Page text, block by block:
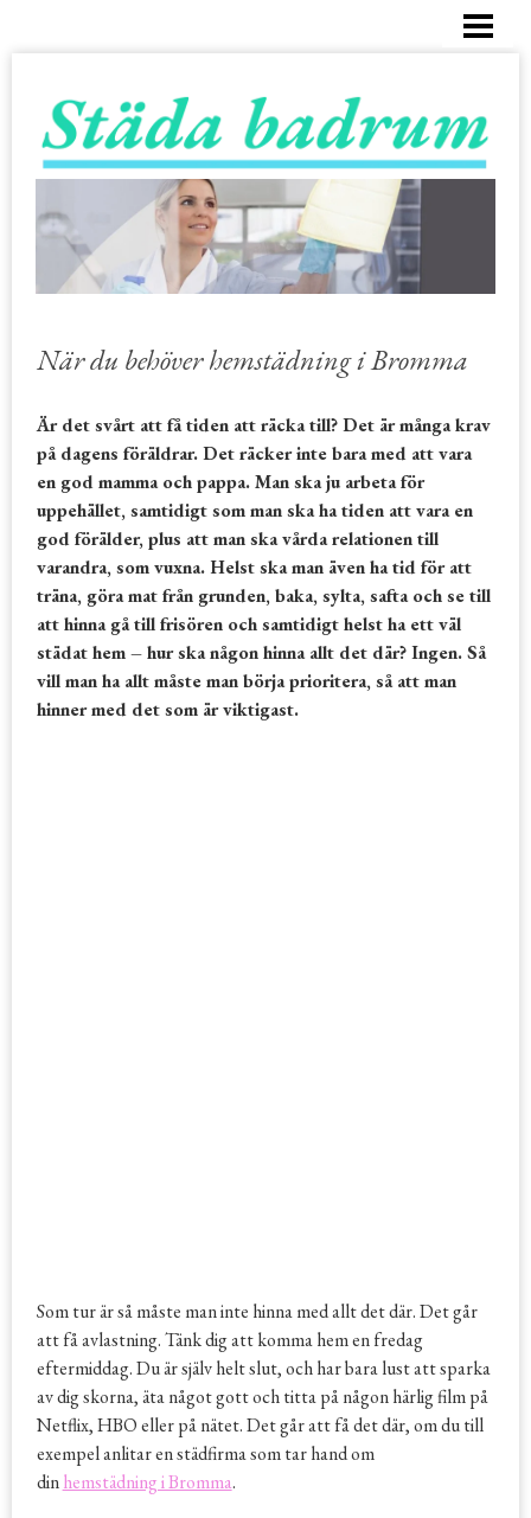
BUBBELBADKAR
DUSCH
KAKEL OCH FOGAR
BESTÄLL STÄDHJÄLP
När du behöver hemstädning i Bromma
Är det svårt att få tiden att räcka till? Det är många krav
på dagens föräldrar. Det räcker inte bara med att vara
en god mamma och pappa. Man ska ju arbeta för
uppehället, samtidigt som man ska ha tiden att vara en
god förälder, plus att man ska vårda relationen till
varandra, som vuxna. Helst ska man även ha tid för att
träna, göra mat från grunden, baka, sylta, safta och se till
att hinna gå till frisören och samtidigt helst ha ett väl
städat hem – hur ska någon hinna allt det där? Ingen. Så
vill man ha allt måste man börja prioritera, så att man
hinner med det som är viktigast.
Som tur är så måste man inte hinna med allt det där. Det går
att få avlastning. Tänk dig att komma hem en fredag
eftermiddag. Du är själv helt slut, och har bara lust att sparka
av dig skorna, äta något gott och titta på någon härlig film på
Netflix, HBO eller på nätet. Det går att få det där, om du till
exempel anlitar en städfirma som tar hand om
dinhemstädning i Bromma.